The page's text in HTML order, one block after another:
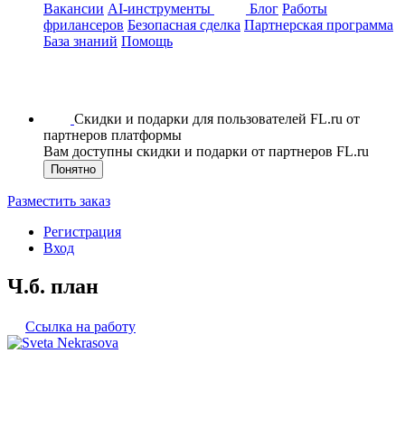
Вакансии AI-инструменты Блог Работы
фрилансеров Безопасная сделка Партнерская программа
База знаний Помощь
Скидки и подарки для пользователей FL.ru от
партнеров платформы
Вам доступны скидки и подарки от партнеров FL.ru
Понятно
Разместить заказ
Регистрация
Вход
Ч.б. план
Ссылка на работу